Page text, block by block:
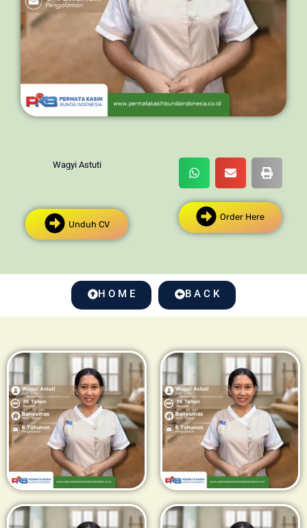
Wagyi Astuti
Unduh CV
Order Here
H O M E B A C K